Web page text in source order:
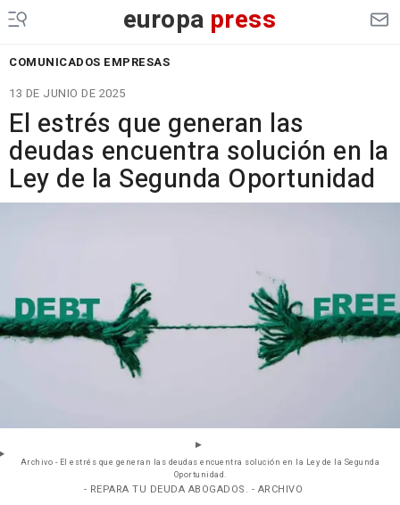
europa press
COMUNICADOS EMPRESAS
13 DE JUNIO DE 2025
El estrés que generan las
deudas encuentra solución en la
Ley de la Segunda Oportunidad
Archivo - El estrés que generan las deudas encuentra solución en la Ley de la Segunda
Oportunidad.
- REPARA TU DEUDA ABOGADOS. - ARCHIVO